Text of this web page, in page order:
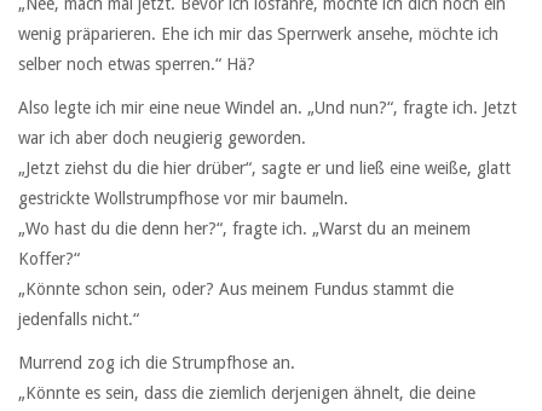
wenig präparieren. Ehe ich mir das Sperrwerk ansehe, möchte ich
selber noch etwas sperren.“ Hä?
Also legte ich mir eine neue Windel an. „Und nun?“, fragte ich. Jetzt
war ich aber doch neugierig geworden.
„Jetzt ziehst du die hier drüber“, sagte er und ließ eine weiße, glatt
gestrickte Wollstrumpfhose vor mir baumeln.
„Wo hast du die denn her?“, fragte ich. „Warst du an meinem
Koffer?“
„Könnte schon sein, oder? Aus meinem Fundus stammt die
jedenfalls nicht.“
Murrend zog ich die Strumpfhose an.
„Könnte es sein, dass die ziemlich derjenigen ähnelt, die deine